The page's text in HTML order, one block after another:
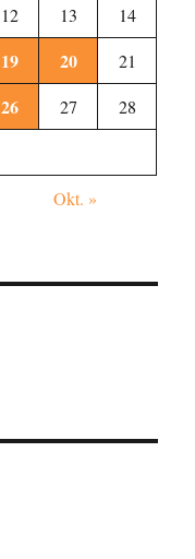
12 13
14
19 20
21
26 27 28
Okt. »